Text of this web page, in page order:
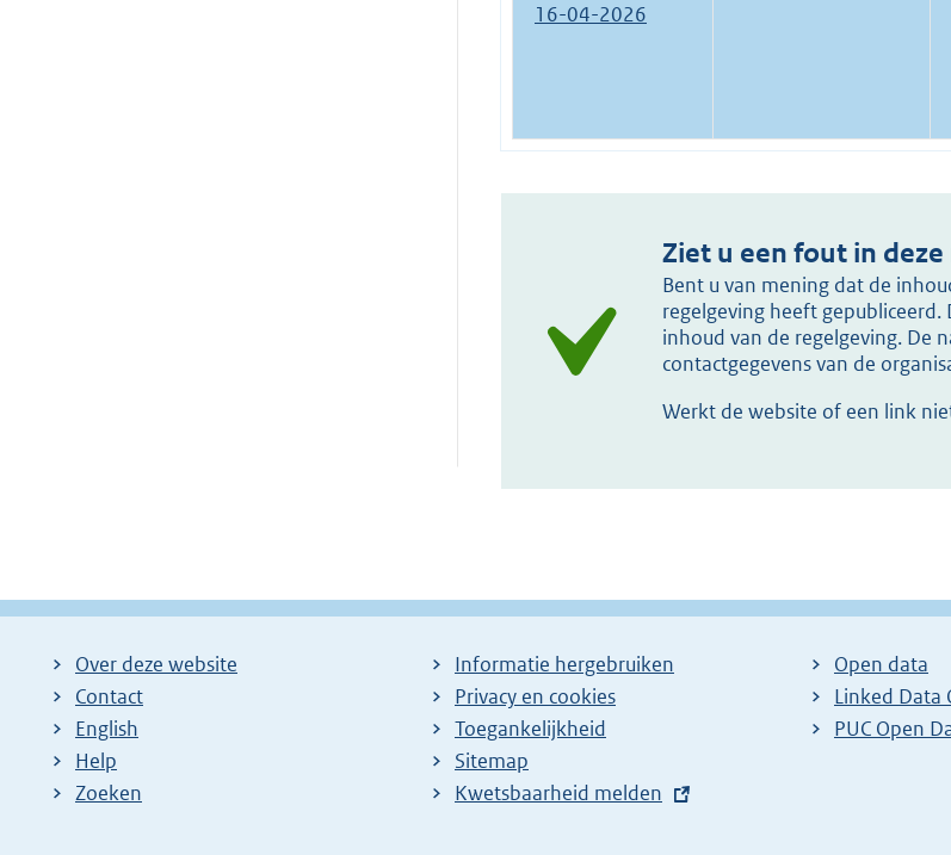
16-04-2026
Ziet u een fout in
Bent u van mening dat de
regelgeving heeft
inhoud van de regelgeving. De
contactgegevens van de
Werkt de website of een link
Over deze website
Contact
English
Help
Zoeken
Informatie hergebruiken
Privacy en cookies
Toegankelijkheid
Sitemap
E
Kwetsbaarheid melden
Open data
Linked Data
PUC Open